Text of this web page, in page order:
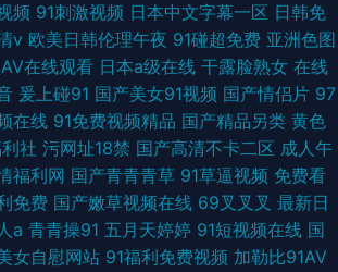
频 91刺激视频 日本中文字幕一区 日韩免
v 欧美日韩伦理午夜 91碰超免费 亚洲色图
在线观看 日本a级在线 干露脸熟女 在线
爰上碰91 国产美女91视频 国产情侣片 97
在线 91免费视频精品 国产精品另类 黄色
社 污网址18禁 国产高清不卡二区 成人午
福利网 国产青青青草 91草逼视频 免费看
免费 国产嫩草视频在线 69叉叉叉 最新日
a 青青操91 五月天婷婷 91短视频在线 国
女自慰网站 91福利免费视频 加勒比91AV